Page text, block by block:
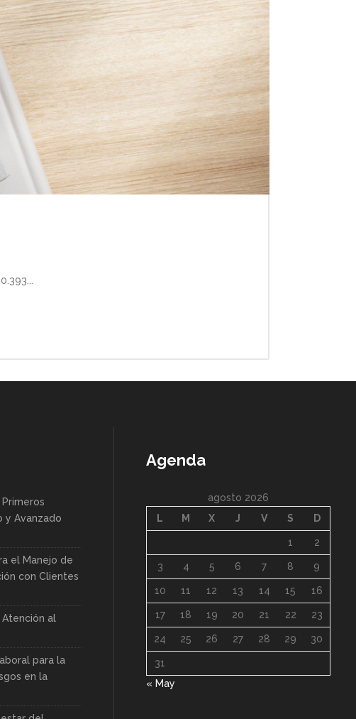
y Avanzado
el Manejo de
con Clientes
Atención al
para la
en la
Agenda
agosto 2026
L
M X J V S D
1 2
3 4 5 6 7 8 9
10 11 12 13 14 15 16
17 18 19 20 21 22 23
24 25 26 27 28 29 30
31
« May